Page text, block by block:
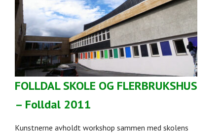
FOLLDAL SKOLE OG FLERBRUKSHUS
– Folldal 2011
Kunstnerne avholdt workshop sammen med skolens